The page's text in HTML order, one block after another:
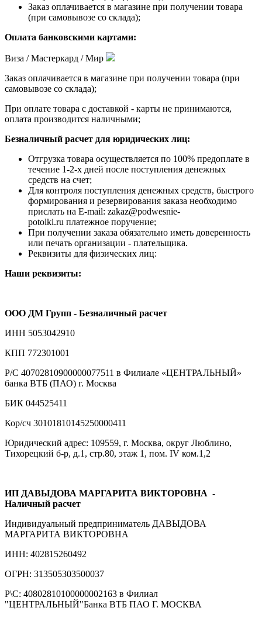
Заказ оплачивается в магазине при получении товара
(при самовывозе со склада);
Оплата банковскими картами:
Виза / Мастеркард / Мир
Заказ оплачивается в магазине при получении товара (при
самовывозе со склада);
При оплате товара с доставкой - карты не принимаются,
оплата производится наличными;
Безналичный расчет для юридических лиц:
Отгрузка товара осуществляется по 100% предоплате в
течение 1-2-х дней после поступления денежных
средств на счет;
Для контроля поступления денежных средств, быстрого
формирования и резервирования заказа необходимо
прислать на E-mail: zakaz@podwesnie-
potolki.ru платежное поручение;
При получении заказа обязательно иметь доверенность
или печать организации - плательщика.
Реквизиты для физических лиц:
Наши реквизиты:
ООО ДМ Групп - Безналичный расчет
ИНН 5053042910
КПП 772301001
Р/С 40702810900000077511 в Филиале «ЦЕНТРАЛЬНЫЙ»
банка ВТБ (ПАО) г. Москва
БИК 044525411
Кор/сч 30101810145250000411
Юридический адрес: 109559, г. Москва, округ Люблино,
Тихорецкий б-р, д.1, стр.80, этаж 1, пом. IV ком.1,2
ИП ДАВЫДОВА МАРГАРИТА ВИКТОРОВНА -
Наличный расчет
Индивидуальный предприниматель ДАВЫДОВА
МАРГАРИТА ВИКТОРОВНА
ИНН: 402815260492
ОГРН: 313505303500037
Р\С: 40802810100000002163 в Филиал
"ЦЕНТРАЛЬНЫЙ"Банка ВТБ ПАО Г. МОСКВА